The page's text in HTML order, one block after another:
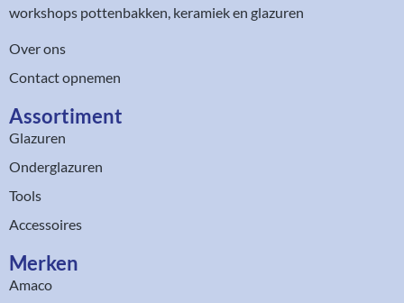
workshops pottenbakken, keramiek en glazuren
Over ons
Contact opnemen
Assortiment​
Glazuren
Onderglazuren
Tools
Accessoires
Merken
Amaco